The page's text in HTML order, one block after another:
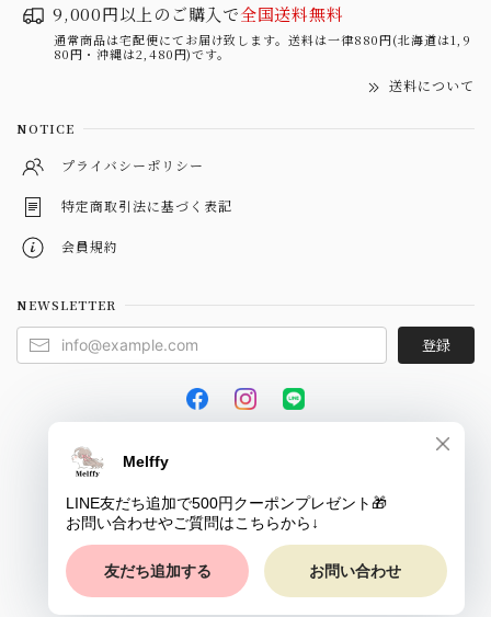
9,000円以上のご購入で全国送料無料
通常商品は宅配便にてお届け致します。送料は一律880円(北海道は1,9
80円・沖縄は2,480円)です。
送料について
NOTICE
プライバシーポリシー
特定商取引法に基づく表記
会員規約
NEWSLETTER
登録